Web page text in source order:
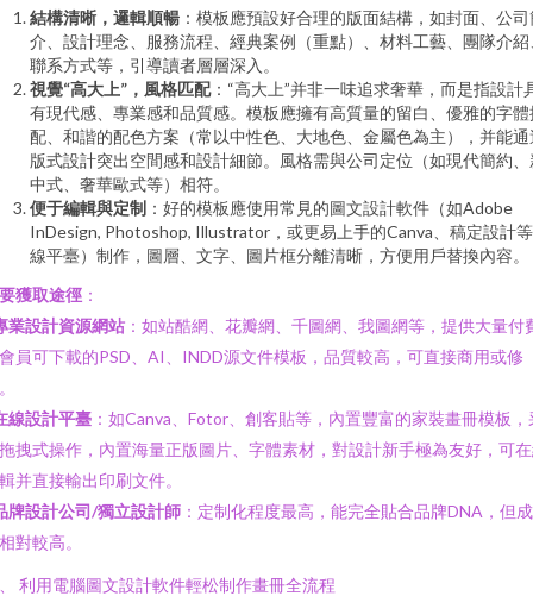
結構清晰，邏輯順暢 ：模板應預設好合理的版面結構，如封面、公
介、設計理念、服務流程、經典案例（重點）、材料工藝、團隊介紹
聯系方式等，引導讀者層層深入。
視覺“高大上”，風格匹配：“高大上”并非一味追求奢華，而是指設計
有現代感、專業感和品質感。模板應擁有高質量的留白、優雅的字體
配、和諧的配色方案（常以中性色、大地色、金屬色為主），并能通
版式設計突出空間感和設計細節。風格需與公司定位（如現代簡約、
中式、奢華歐式等）相符。
便于編輯與定制 ：好的模板應使用常見的圖文設計軟件（如Adobe
InDesign, Photoshop, Illustrator，或更易上手的Canva、稿定設計
線平臺）制作，圖層、文字、圖片框分離清晰，方便用戶替換內容。
獲取途徑 ：
業設計資源網站 ：如站酷網、花瓣網、千圖網、我圖網等，提供大量付
員可下載的PSD、AI、INDD源文件模板，品質較高，可直接商用或修
線設計平臺 ：如Canva、Fotor、創客貼等，內置豐富的家裝畫冊模板，
拽式操作，內置海量正版圖片、字體素材，對設計新手極為友好，可
并直接輸出印刷文件。
牌設計公司/獨立設計師 ：定制化程度最高，能完全貼合品牌DNA，但
對較高。
利用電腦圖文設計軟件輕松制作畫冊全流程